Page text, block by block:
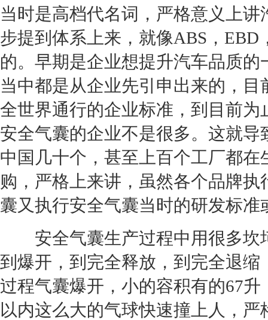
当时是高档代名词，严格意义上讲
步提到体系上来，就像ABS，
的。早期是企业想提升汽车品质
当中都是从企业先引申出来的，
全世界通行的企业标准，到目前
安全气囊的企业不是很多。这就
中国几十个，甚至上百个工厂都
购，严格上来讲，虽然各个品牌
囊又执行安全气囊当时的研发标准
安全气囊生产过程中用很多坎
到爆开，到完全释放，到完全退
过程气囊爆开，小的容积有的67
以内这么大的气球快速撞上人，